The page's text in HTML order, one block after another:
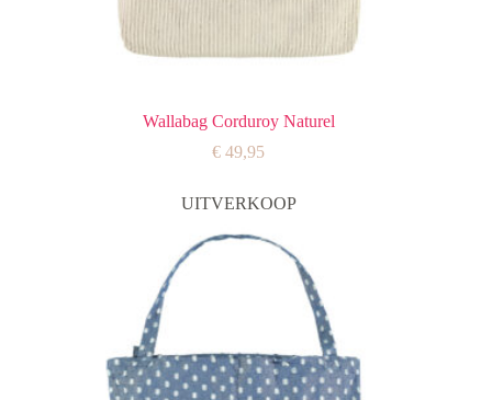
Wallabag Corduroy Naturel
€ 49,95
UITVERKOOP